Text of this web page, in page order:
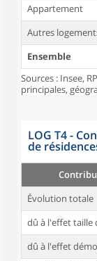
Appartement
Autres
Ensemble
Sources : Insee,
principales,
LOG T4 -
de
Évolution totale
dû à l'effet taille
dû à l'effet